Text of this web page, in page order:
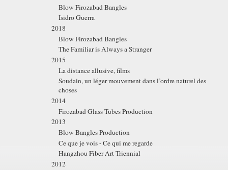
Blow Firozabad Bangles
Isidro Guerra
2018
Blow Firozabad Bangles
The Familiar is Always a Stranger
2015
La distance allusive, films
Soudain, un léger mouvement dans l’ordre naturel des
choses
2014
Firozabad Glass Tubes Production
2013
Blow Bangles Production
Ce que je vois - Ce qui me regarde
Hangzhou Fiber Art Triennial
2012